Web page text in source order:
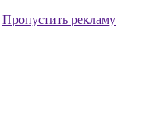
Пропустить рекламу